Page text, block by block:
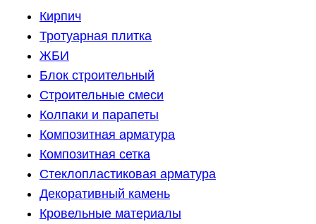
Кирпич
Тротуарная плитка
ЖБИ
Блок строительный
Строительные смеси
Колпаки и парапеты
Композитная арматура
Композитная сетка
Стеклопластиковая арматура
Декоративный камень
Кровельные материалы